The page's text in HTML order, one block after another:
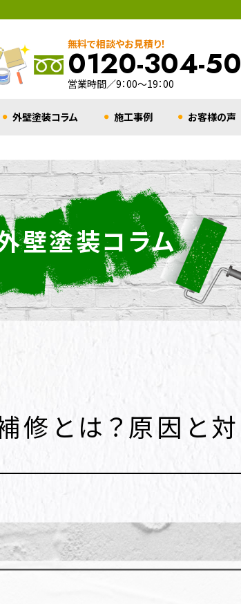
無料で相談やお見積り！
0120-304-
営業時間／9：00～19：00
外壁塗装コラム 施工事例 お客様の声
壁塗装コラム
修とは？原因と